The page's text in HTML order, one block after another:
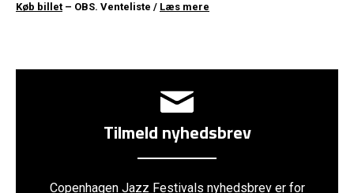
Køb billet – OBS. Venteliste / Læs mere
Tilmeld nyhedsbrev
Copenhagen Jazz Festivals nyhedsbrev er for